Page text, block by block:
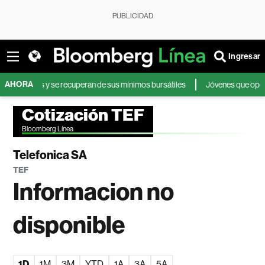
PUBLICIDAD
Ingresar
AHORAy se recuperan de sus mínimos bursátiles Jóvenes que operan en
Cotización TEF
Bloomberg Línea
Telefonica SA
TEF
Informacion no
disponible